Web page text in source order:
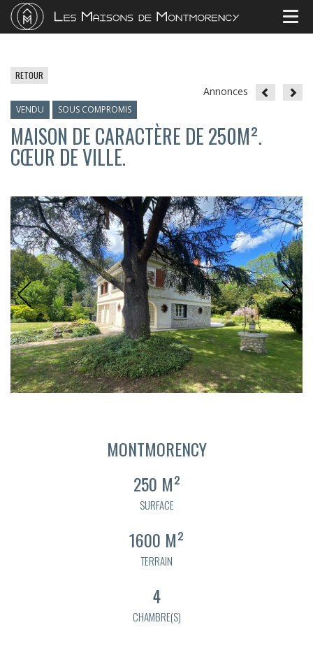
RETOUR
Annonces
VENDU SOUS COMPROMIS
MAISON DE CARACTÈRE DE 250M².
CŒUR DE VILLE.
MONTMORENCY
250 M²
SURFACE
1600 M²
TERRAIN
4
CHAMBRE(S)